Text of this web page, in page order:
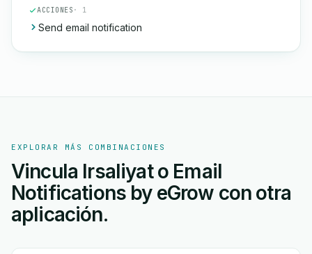
ACCIONES · 1
Send email notification
EXPLORAR MÁS COMBINACIONES
Vincula Irsaliyat o Email
Notifications by eGrow con otra
aplicación.